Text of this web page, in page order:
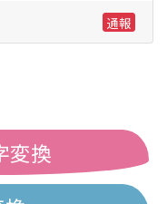
通報
変換